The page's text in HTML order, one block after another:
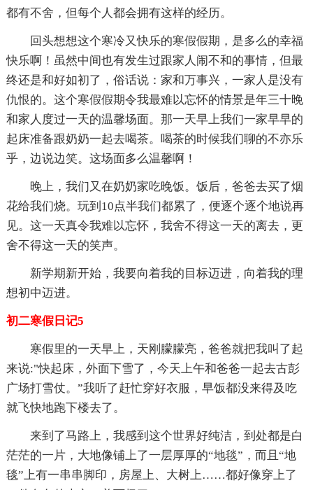
都有不舍，但每个人都会拥有这样的经历。
回头想想这个寒冷又快乐的寒假假期，是多么的幸福
快乐啊！虽然中间也有发生过跟家人闹不和的事情，但最
终还是和好如初了，俗话说：家和万事兴，一家人是没有
仇恨的。这个寒假假期令我最难以忘怀的情景是年三十晚
和家人度过一天的温馨场面。那一天早上我们一家早早的
起床准备跟奶奶一起去喝茶。喝茶的时候我们聊的不亦乐
乎，边说边笑。这场面多么温馨啊！
晚上，我们又在奶奶家吃晚饭。饭后，爸爸去买了烟
花给我们烧。玩到10点半我们都累了，便逐个逐个地说再
见。这一天真令我难以忘怀，我舍不得这一天的离去，更
舍不得这一天的笑声。
新学期新开始，我要向着我的目标迈进，向着我的理
想初中迈进。
初二寒假日记5
寒假里的一天早上，天刚朦朦亮，爸爸就把我叫了起
来说:"快起床，外面下雪了，今天上午和爸爸一起去古彭
广场打雪仗。”我听了赶忙穿好衣服，早饭都没来得及吃
就飞快地跑下楼去了。
来到了马路上，我感到这个世界好纯洁，到处都是白
茫茫的一片，大地像铺上了一层厚厚的“地毯”，而且“地
毯”上有一串串脚印，房屋上、大树上……都好像穿上了